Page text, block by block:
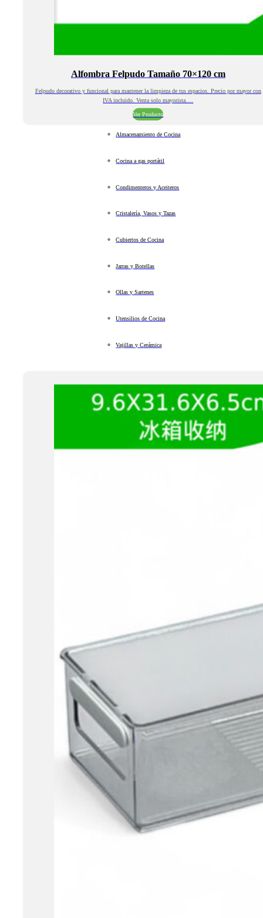
Alfombra Felpudo Tamaño 70×120 cm
Felpudo decorativo y funcional para mantener la limpieza de tus espacios. Precio por mayor con
IVA incluido. Venta solo mayorista.…
Ver Producto
Almacenamiento de Cocina
Cocina a gas portátil
Condimenteros y Aceiteros
Cristalería, Vasos y Tazas
Cubiertos de Cocina
Jarras y Botellas
Ollas y Sartenes
Utensilios de Cocina
Vajillas y Cerámica